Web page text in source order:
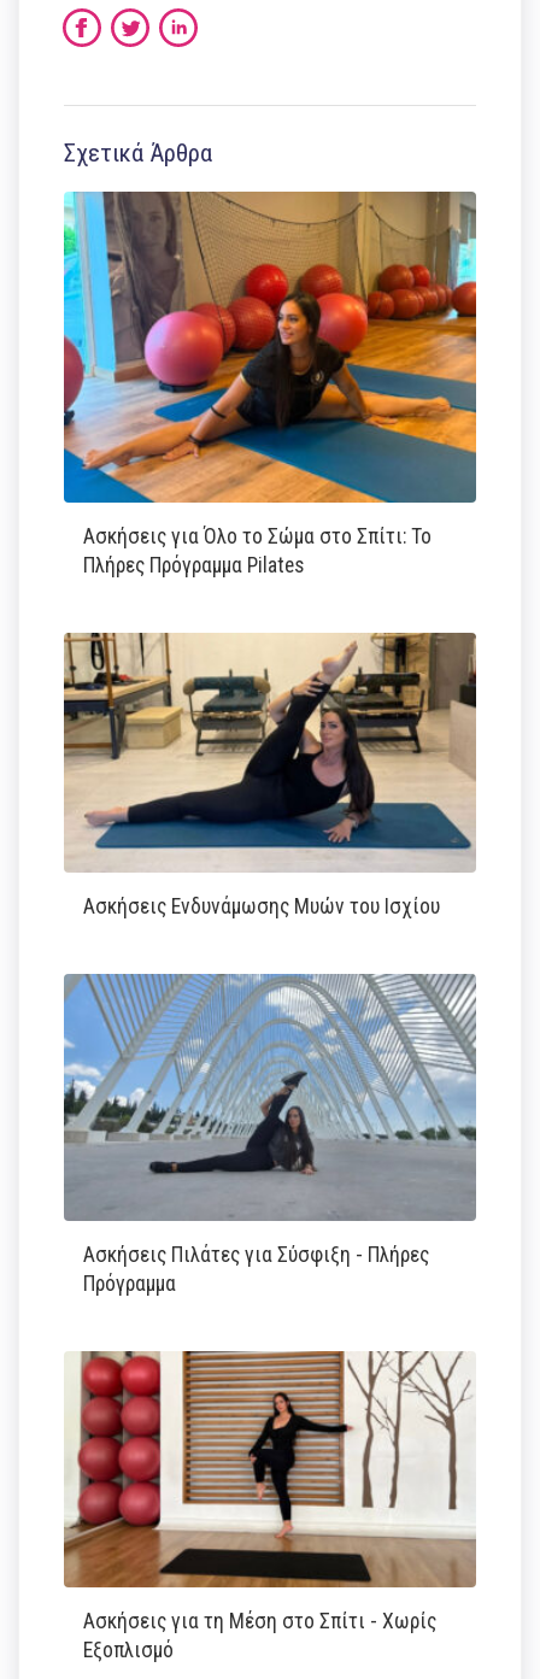
Σχετικά Άρθρα
Ασκήσεις για Όλο το Σώμα στο Σπίτι: Το
Πλήρες Πρόγραμμα Pilates
Ασκήσεις Ενδυνάμωσης Μυών του Ισχίου
Ασκήσεις Πιλάτες για Σύσφιξη - Πλήρες
Πρόγραμμα
Ασκήσεις για τη Μέση στο Σπίτι - Χωρίς
Εξοπλισμό